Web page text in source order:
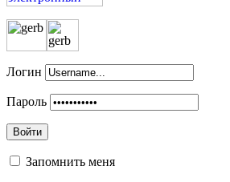
Логин
Пароль
Войти
Запомнить меня